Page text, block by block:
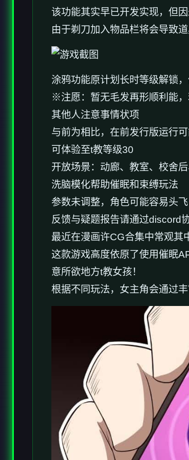
该功能其实早已开发实现，但
由于剃刀加入物品栏将会导致
涂鸦功能原计划长时等级解锁
※注愿：暂无毛发再形顺利能
其他人注意事情状项
与前为相比，在前发行版运行
可体验至t教等级30
开放场景：动廊、教室、校舍
洗脑模化帮助催眠和束缚玩法
参数未调整，角色可能容易头飞
反馈与疑题报告请通过discord
最近在漫画许CG合集中常观其
这款游戏高度依原了使用催眠
意所欲地方t教女孩！
根据不同玩法，女主角会通过